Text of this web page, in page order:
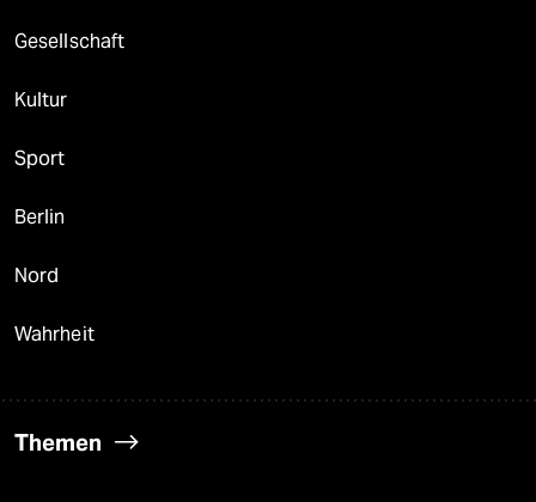
Gesellschaft
Kultur
Sport
Berlin
Nord
Wahrheit
Themen